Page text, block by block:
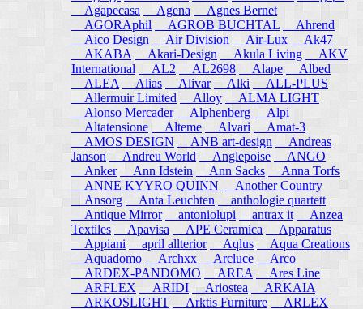
Agapecasa
Agena
Agnes Bernet
AGORAphil
AGROB BUCHTAL
Ahrend
Aico Design
Air Division Air-Lux
Ak47
AKABA
Akari-Design Akula Living
AKV
International
AL2 AL2698 Alape
Albed
ALEA
Alias Alivar Alki
ALL-PLUS
Allermuir Limited
Alloy
ALMA LIGHT
Alonso Mercader
Alphenberg
Alpi
Altatensione
Alteme Alvari
Amat-3
AMOS DESIGN
ANB art-design
Andreas
Janson
Andreu World Anglepoise
ANGO
Anker
Ann Idstein Ann Sacks
Anna Torfs
ANNE KYYRO QUINN
Another Country
Ansorg
Anta Leuchten
anthologie quartett
Antique Mirror
antoniolupi antrax it
Anzea
Textiles
Apavisa APE Ceramica
Apparatus
Appiani
april allterior Aqlus Aqua Creations
Aquadomo
Archxx Arcluce
Arco
ARDEX-PANDOMO
AREA
Ares Line
ARFLEX
ARIDI Ariostea
ARKAIA
ARKOSLIGHT
Arktis Furniture
ARLEX